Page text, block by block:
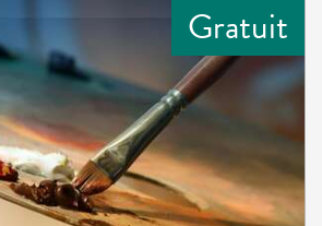
Gratuit